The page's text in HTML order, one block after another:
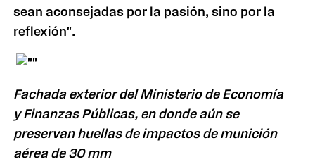
sean aconsejadas por la pasión, sino por la
reflexión".
Fachada exterior delMinisterio de Economía
y Finanzas Públicas, en donde aún se
preservan huellas de impactos de munición
aérea de 30 mm